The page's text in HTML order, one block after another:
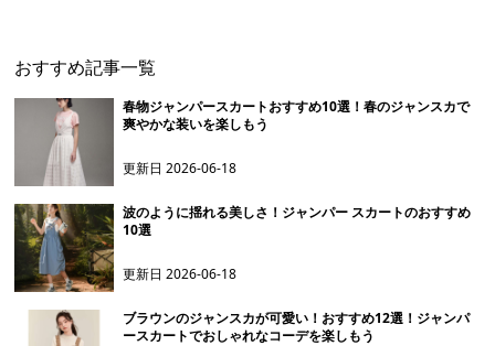
おすすめ記事一覧
春物ジャンパースカートおすすめ10選！春のジャンスカで
爽やかな装いを楽しもう
更新日2026-06-18
波のように揺れる美しさ！ジャンパー スカートのおすすめ
10選
更新日2026-06-18
ブラウンのジャンスカが可愛い！おすすめ12選！ジャンパ
ースカートでおしゃれなコーデを楽しもう